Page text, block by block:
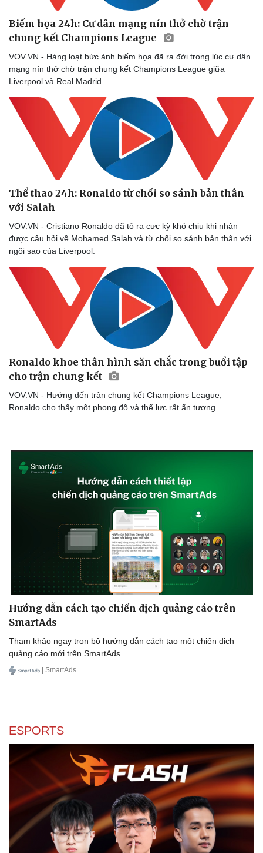
Doanh nghiệp
Thông tin doanh nghiệp
Doanh nghiệp 24h
Doanh nhân
Công nghệ
Sành điệu
Tin Công nghệ
Sức khỏe
Dinh dưỡng - món ngon
Cây thuốc
Sản phụ khoa
Phòng mạch online
Đời sống
Biếm họa 24h: Cư dân mạng nín thở chờ trận
chung kết Champions League
VOV.VN - Hàng loạt bức ảnh biếm họa đã ra đời trong lúc cư dân
mạng nín thở chờ trận chung kết Champions League giữa
Liverpool và Real Madrid.
Thể thao 24h: Ronaldo từ chối so sánh bản thân
với Salah
VOV.VN - Cristiano Ronaldo đã tỏ ra cực kỳ khó chịu khi nhận
được câu hỏi về Mohamed Salah và từ chối so sánh bản thân với
ngôi sao của Liverpool.
Ronaldo khoe thân hình săn chắc trong buổi tập
cho trận chung kết
VOV.VN - Hướng đến trận chung kết Champions League,
Ronaldo cho thấy một phong độ và thể lực rất ấn tượng.
Hướng dẫn cách tạo chiến dịch quảng cáo trên
SmartAds
Tham khảo ngay trọn bộ hướng dẫn cách tạo một chiến dịch
quảng cáo mới trên SmartAds.
| SmartAds
ESPORTS